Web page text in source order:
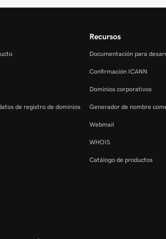
de registro de dominios
Recursos
Documentación para
Confirmación ICANN
Dominios corporativos
Generador de nombre
Webmail
WHOIS
Catálogo de productos